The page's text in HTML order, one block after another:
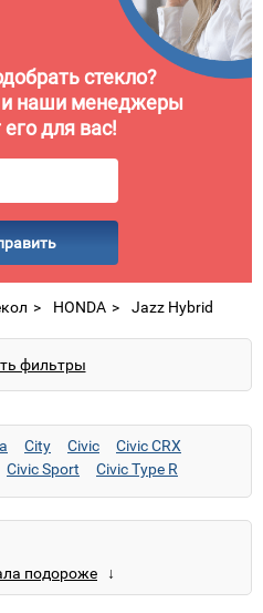
стекло?
и наши менеджеры
для вас!
HONDA Jazz Hybrid
фильтры
City Civic
Civic CRX
Civic Sport
Civic Type R
Shuttle